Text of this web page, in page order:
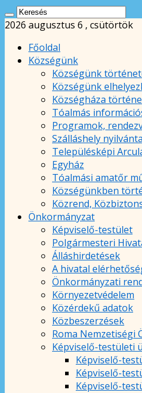
2026 augusztus 6 , csütörtök
Főoldal
Községünk
Községünk
Községünk
Községháza
Tóalmás
Programok,
Szálláshely
Településképi
Egyház
Tóalmási amatőr
Községünkben
Közrend,
Önkormányzat
Képviselő-testület
Polgármesteri
Álláshirdetések
A hivatal
Önkormányzati
Környezetvédelem
Közérdekű adatok
Közbeszerzések
Roma Nemzetiségi
Képviselő-testületi
Képviselő-
Képviselő-
Képviselő-